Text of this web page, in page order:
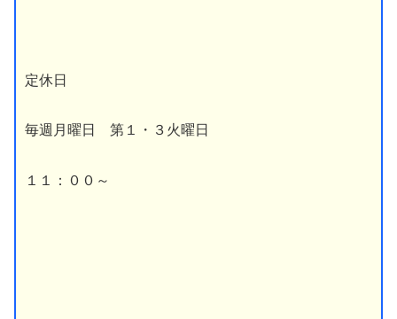
定休日
毎週月曜日 第１・３火曜日
１１：００～